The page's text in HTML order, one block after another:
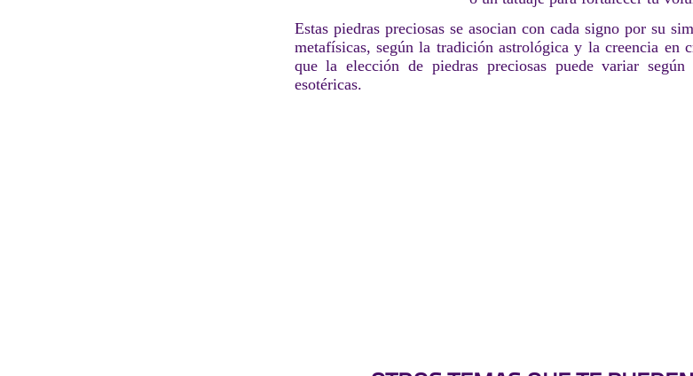
Estas piedras preciosas se asocian con cada signo por su
metafísicas, según la tradición astrológica y la creencia en
que la elección de piedras preciosas puede variar
esotéricas.